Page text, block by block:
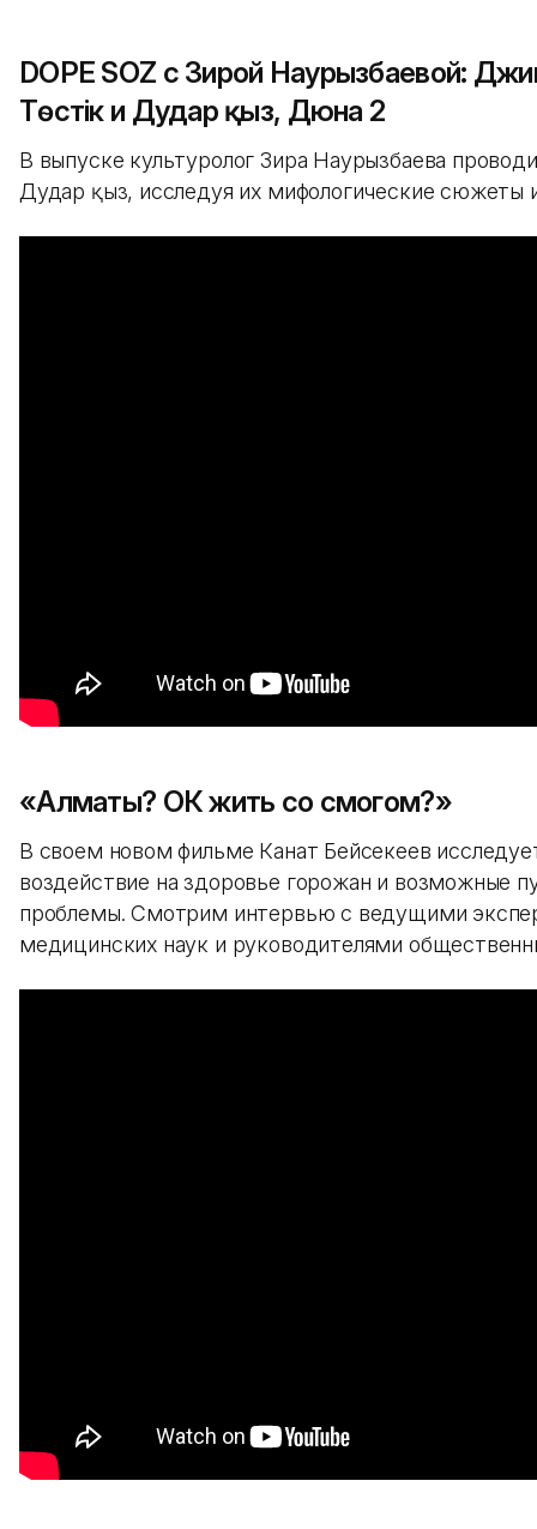
DOPE SOZ с Зирой Наурызбаевой:
Төстік и Дудар қыз, Дюна 2
В выпуске культуролог Зира Наурызбаева
Дудар қыз, исследуя их мифологические сюжеты
«Алматы? ОК жить со смогом?»
В своем новом фильме Канат Бейсекеев
воздействие на здоровье горожан и возможные
проблемы. Смотрим интервью с ведущими
медицинских наук и руководителями